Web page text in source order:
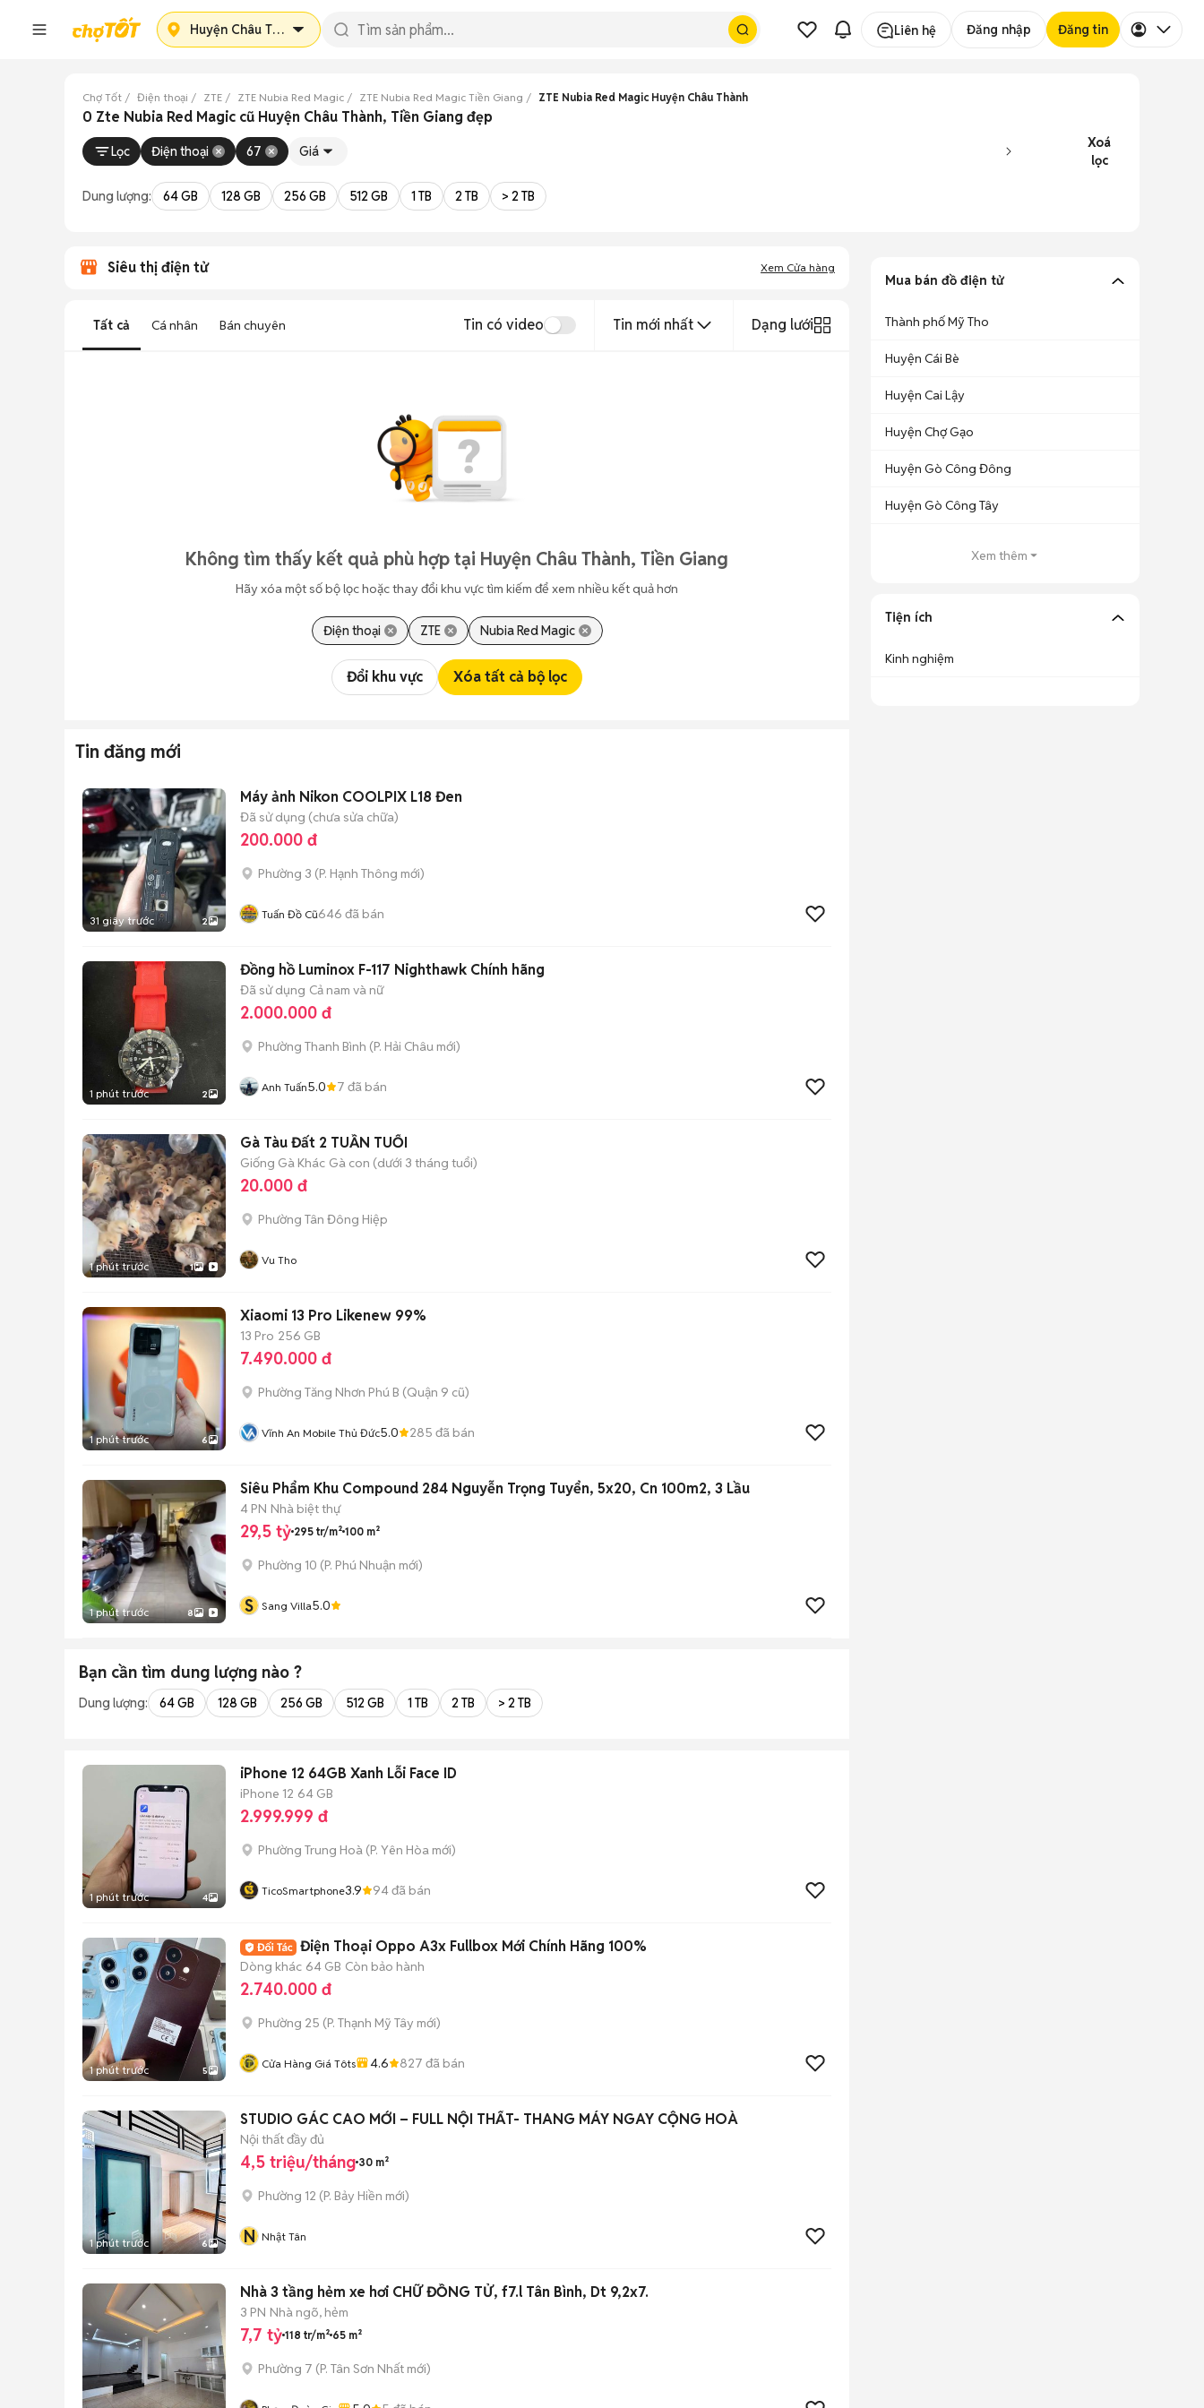
Huyện Châu Thành Liên hệ Đăng nhập Đăng tin
Chợ Tốt Điện thoại ZTE ZTE Nubia Red Magic ZTE Nubia Red Magic Tiền Giang ZTE Nubia Red Magic Huyện Châu Thành
0 Zte Nubia Red Magic cũ Huyện Châu Thành, Tiền Giang đẹp
Lọc Điện thoại 67 Giá
Xoá
lọc
Dung lượng: 64 GB 128 GB 256 GB 512 GB 1 TB 2 TB > 2 TB
Siêu thị điện tử Xem Cửa hàng
Tất cả Cá nhân Bán chuyên Tin có video Tin mới nhất Dạng lưới
Không tìm thấy kết quả phù hợp tại Huyện Châu Thành, Tiền Giang
Hãy xóa một số bộ lọc hoặc thay đổi khu vực tìm kiếm để xem nhiều kết quả hơn
Điện thoại ZTE Nubia Red Magic
Đổi khu vực Xóa tất cả bộ lọc
Tin đăng mới
31 giây trước 2
Máy ảnh Nikon COOLPIX L18 Đen
Đã sử dụng (chưa sửa chữa)
200.000 đ
Phường 3 (P. Hạnh Thông mới)
Tuấn Đồ Cũ646 đã bán
1 phút trước 2
Đồng hồ Luminox F-117 Nighthawk Chính hãng
Đã sử dụng Cả nam và nữ
2.000.000 đ
Phường Thanh Bình (P. Hải Châu mới)
Anh Tuấn5.0 7 đã bán
1 phút trước 1
Gà Tàu Đất 2 TUẦN TUỔI
Giống Gà Khác Gà con (dưới 3 tháng tuổi)
20.000 đ
Phường Tân Đông Hiệp
Vu Tho
1 phút trước 6
Xiaomi 13 Pro Likenew 99%
13 Pro 256 GB
7.490.000 đ
Phường Tăng Nhơn Phú B (Quận 9 cũ)
Vĩnh An Mobile Thủ Đức5.0 285 đã bán
1 phút trước 8
Siêu Phẩm Khu Compound 284 Nguyễn Trọng Tuyển, 5x20, Cn 100m2, 3 Lầu
4 PN Nhà biệt thự
29,5 tỷ 295 tr/m² 100 m²
Phường 10 (P. Phú Nhuận mới)
S Sang Villa5.0
Bạn cần tìm dung lượng nào ?
Dung lượng: 64 GB 128 GB 256 GB 512 GB 1 TB 2 TB > 2 TB
1 phút trước 4
iPhone 12 64GB Xanh Lỗi Face ID
iPhone 12 64 GB
2.999.999 đ
Phường Trung Hoà (P. Yên Hòa mới)
TicoSmartphone3.9 94đã bán
1 phút trước 5
Điện Thoại Oppo A3x Fullbox Mới Chính Hãng 100%
Dòng khác 64 GB Còn bảo hành
2.740.000 đ
Phường 25 (P. Thạnh Mỹ Tây mới)
Cửa Hàng Giá Tôts 4.6 827 đã bán
1 phút trước 6
STUDIO GÁC CAO MỚI – FULL NỘI THẤT- THANG MÁY NGAY CỘNG HOÀ
Nội thất đầy đủ
4,5 triệu/tháng 30 m²
Phường 12 (P. Bảy Hiền mới)
N Nhật Tân
Nhà 3 tầng hẻm xe hơi CHỮ ĐỒNG TỬ, f7.l Tân Bình, Dt 9,2x7.
3 PN Nhà ngõ, hẻm
7,7 tỷ 118 tr/m² 65 m²
Phường 7 (P. Tân Sơn Nhất mới)
Mua bán đồ điện tử
Thành phố Mỹ Tho
Huyện Cái Bè
Huyện Cai Lậy
Huyện Chợ Gạo
Huyện Gò Công Đông
Huyện Gò Công Tây
Xem thêm
Tiện ích
Kinh nghiệm